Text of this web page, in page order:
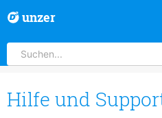
unzer
Hilfe und